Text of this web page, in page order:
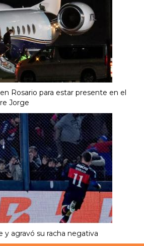
Rosario para estar presente en el
Jorge
y agravó su racha negativa